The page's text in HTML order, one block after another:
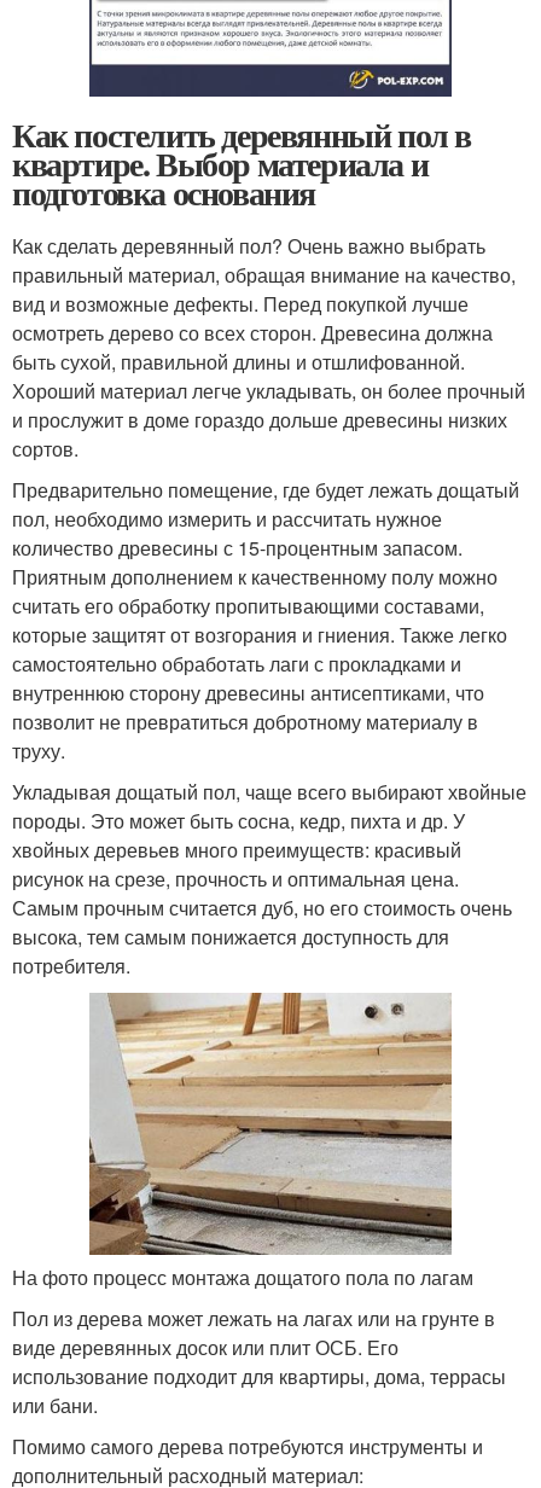
Как постелить деревянный пол в
квартире. Выбор материала и
подготовка основания
Как сделать деревянный пол? Очень важно выбрать
правильный материал, обращая внимание на качество,
вид и возможные дефекты. Перед покупкой лучше
осмотреть дерево со всех сторон. Древесина должна
быть сухой, правильной длины и отшлифованной.
Хороший материал легче укладывать, он более прочный
и прослужит в доме гораздо дольше древесины низких
сортов.
Предварительно помещение, где будет лежать дощатый
пол, необходимо измерить и рассчитать нужное
количество древесины с 15-процентным запасом.
Приятным дополнением к качественному полу можно
считать его обработку пропитывающими составами,
которые защитят от возгорания и гниения. Также легко
самостоятельно обработать лаги с прокладками и
внутреннюю сторону древесины антисептиками, что
позволит не превратиться добротному материалу в
труху.
Укладывая дощатый пол, чаще всего выбирают хвойные
породы. Это может быть сосна, кедр, пихта и др. У
хвойных деревьев много преимуществ: красивый
рисунок на срезе, прочность и оптимальная цена.
Самым прочным считается дуб, но его стоимость очень
высока, тем самым понижается доступность для
потребителя.
На фото процесс монтажа дощатого пола по лагам
Пол из дерева может лежать на лагах или на грунте в
виде деревянных досок или плит ОСБ. Его
использование подходит для квартиры, дома, террасы
или бани.
Помимо самого дерева потребуются инструменты и
дополнительный расходный материал: